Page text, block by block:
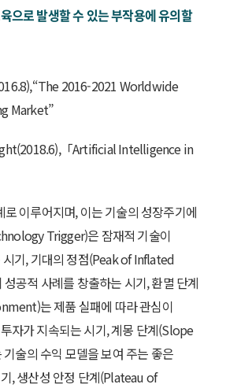
으로 발생할 수 있는 부작용에 유의할
2016-2021 Worldwide
Market”
「Artificial Intelligence in
이루어지며, 이는 기술의 성장주기에
Trigger)은 잠재적 기술이
기, 기대의 정점(Peak of Inflated
공적 사례를 창출하는 시기, 환멸 단계
는 제품 실패에 따라 관심이
자가 지속되는 시기, 계몽 단계(Slope
술의 수익 모델을 보여 주는 좋은
, 생산성 안정 단계(Plateau of